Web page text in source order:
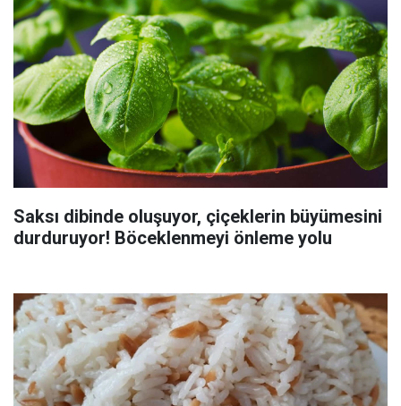
Saksı dibinde oluşuyor, çiçeklerin büyümesini
durduruyor! Böceklenmeyi önleme yolu